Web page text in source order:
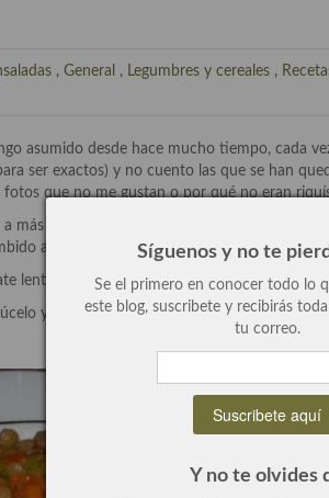
, General , Legumbres y cereales ,
asumido desde hace mucho tiempo, cada
ser exactos) y no cuento las que se han
que no me gustan o por qué no eran
más no poder y muy fácil de preparar, es
a la tentación de darle el toque carnívoro.
lentejas y perejil juntos, es la enemiga de las
y úsalo en el aliño le dará un toque mágico
Síguenos y no te
Se el primero en conocer todo lo
este blog, suscribete y recibirás
tu correo.
Y no te olvides